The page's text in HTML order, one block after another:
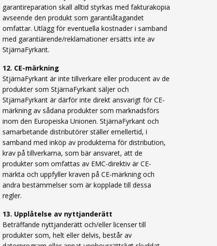
garantireparation skall alltid styrkas med fakturakopia
avseende den produkt som garantiåtagandet
omfattar. Utlägg för eventuella kostnader i samband
med garantiärende/reklamationer ersätts inte av
StjärnaFyrkant.
12. CE-märkning
StjärnaFyrkant är inte tillverkare eller producent av de
produkter som StjärnaFyrkant säljer och
StjärnaFyrkant är därför inte direkt ansvarigt för CE-
märkning av sådana produkter som marknadsförs
inom den Europeiska Unionen. StjärnaFyrkant och
samarbetande distributörer ställer emellertid, i
samband med inköp av produkterna för distribution,
krav på tillverkarna, som bär ansvaret, att de
produkter som omfattas av EMC-direktiv är CE-
märkta och uppfyller kraven på CE-märkning och
andra bestämmelser som är kopplade till dessa
regler.
13. Upplåtelse av nyttjanderätt
Beträffande nyttjanderätt och/eller licenser till
produkter som, helt eller delvis, består av